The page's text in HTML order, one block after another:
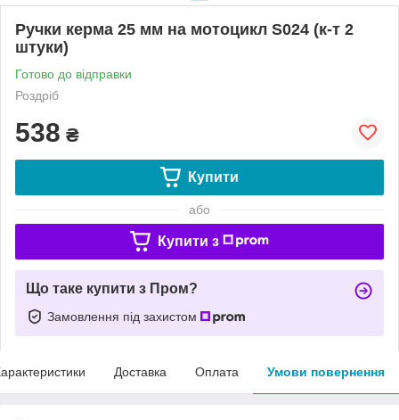
Ручки керма 25 мм на мотоцикл S024 (к-т 2
штуки)
Готово до відправки
Роздріб
538 ₴
Купити
або
Купити з
Що таке купити з Пром?
Замовлення під захистом
Доставка Оплата Умови повернення